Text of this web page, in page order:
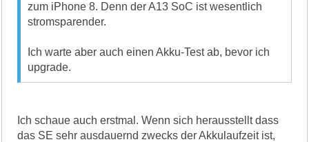
zum iPhone 8. Denn der A13 SoC ist wesentlich
stromsparender.
Ich warte aber auch einen Akku-Test ab, bevor ich
upgrade.
Ich schaue auch erstmal. Wenn sich herausstellt dass
das SE sehr ausdauernd zwecks der Akkulaufzeit ist,